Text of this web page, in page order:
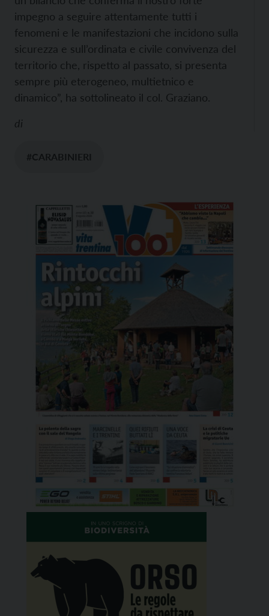
impegno a seguire attentamente tutti i
fenomeni e le manifestazioni che incidono sulla
sicurezza e sull’ordinata e civile convivenza del
territorio che, rispetto al passato, si presenta
sempre più eterogeneo, multietnico e
dinamico”, ha sottolineato il col. Graziano.
di
#CARABINIERI